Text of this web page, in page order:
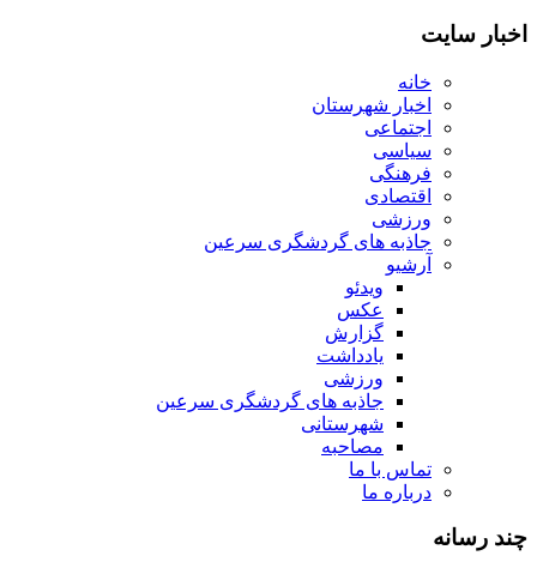
اخبار سایت
خانه
اخبار شهرستان
اجتماعی
سیاسی
فرهنگی
اقتصادی
ورزشی
جاذبه های گردشگری سرعین
آرشیو
ویدئو
عکس
گزارش
یادداشت
ورزشی
جاذبه های گردشگری سرعین
شهرستانی
مصاحبه
تماس با ما
درباره ما
چند رسانه